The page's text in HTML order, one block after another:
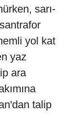
sarı-
yol kat
yaz
ara
talip